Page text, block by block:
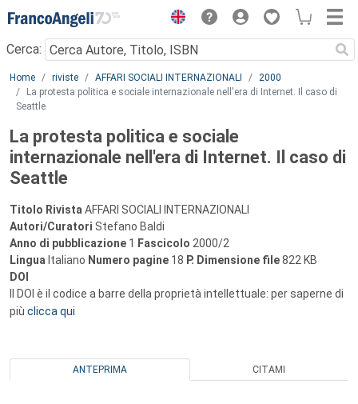
Menu
Cerca:
Main content
Home riviste AFFARI SOCIALI INTERNAZIONALI
2000
La protesta politica e sociale internazionale nell'era di Internet. Il caso di
Seattle
La protesta politica e sociale
internazionale nell'era di Internet. Il caso di
Seattle
Titolo Rivista AFFARI SOCIALI INTERNAZIONALI
Autori/Curatori Stefano Baldi
Anno di pubblicazione 1 Fascicolo 2000/2
Lingua Italiano Numero pagine 18 P. Dimensione file822 KB
DOI
Il DOI è il codice a barre della proprietà intellettuale: per saperne di
più clicca qui
ANTEPRIMA CITAMI